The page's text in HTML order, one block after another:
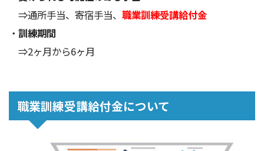
⇒通所手当、寄宿手当、 職業訓練受講給付金
・ 訓練期間
⇒2ヶ月から6ヶ月
職業訓練受講給付金について